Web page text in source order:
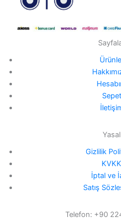
Sepet
Yasal
Gizlilik
KVKK
İptal ve
Satış
Telefon: +90